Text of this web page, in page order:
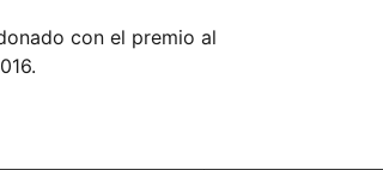
con el premio al